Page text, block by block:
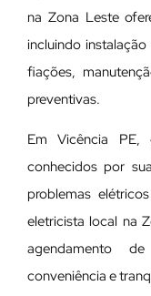
na Zona Leste
incluindo
fiações,
preventivas.
Em Vicência
conhecidos por
problemas
eletricista local na
agendamento
conveniência e